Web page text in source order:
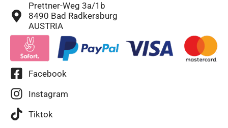
Prettner-Weg 3a/1b
8490 Bad Radkersburg
AUSTRIA
Facebook
Instagram
Tiktok